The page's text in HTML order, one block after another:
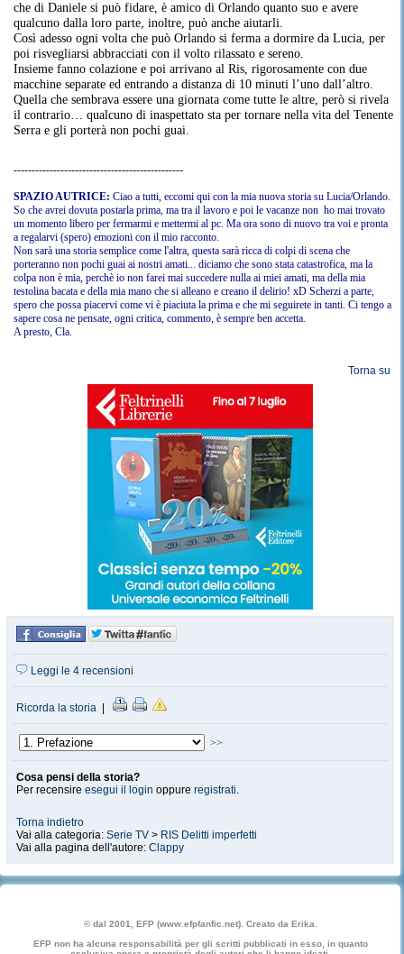
che di Daniele si può fidare, è amico di Orlando quanto suo e avere
qualcuno dalla loro parte, inoltre, può anche aiutarli.
Così adesso ogni volta che può Orlando si ferma a dormire da Lucia, per
poi risvegliarsi abbracciati con il volto rilassato e sereno.
Insieme fanno colazione e poi arrivano al Ris, rigorosamente con due
macchine separate ed entrando a distanza di 10 minuti l’uno dall’altro.
Quella che sembrava essere una giornata come tutte le altre, però si rivela
il contrario… qualcuno di inaspettato sta per tornare nella vita del Tenente
Serra e gli porterà non pochi guai.
-----------------------------------------------
SPAZIO AUTRICE: Ciao a tutti, eccomi qui con la mia nuova storia su Lucia/Orlando.
So che avrei dovuta postarla prima, ma tra il lavoro e poi le vacanze non ho mai trovato
un momento libero per fermarmi e mettermi al pc. Ma ora sono di nuovo tra voi e pronta
a regalarvi (spero) emozioni con il mio racconto.
Non sarà una storia semplice come l'altra, questa sarà ricca di colpi di scena che
porteranno non pochi guai ai nostri amati... diciamo che sono stata catastrofica, ma la
colpa non è mia, perchè io non farei mai succedere nulla ai miei amati, ma della mia
testolina bacata e della mia mano che si alleano e creano il delirio! xD Scherzi a parte,
spero che possa piacervi come vi è piaciuta la prima e che mi seguirete in tanti. Ci tengo a
sapere cosa ne pensate, ogni critica, commento, è sempre ben accetta.
A presto, Cla.
Torna su
Leggi le 4 recensioni
Ricorda la storia
>>
Cosa pensi della storia?
Per recensire esegui il login oppure registrati.
Torna indietro
Vai alla categoria: Serie TV > RIS Delitti imperfetti
Vai alla pagina dell'autore: Clappy
© dal 2001, EFP (www.efpfanfic.net). Creato da Erika.
EFP non ha alcuna responsabilità per gli scritti pubblicati in esso, in quanto